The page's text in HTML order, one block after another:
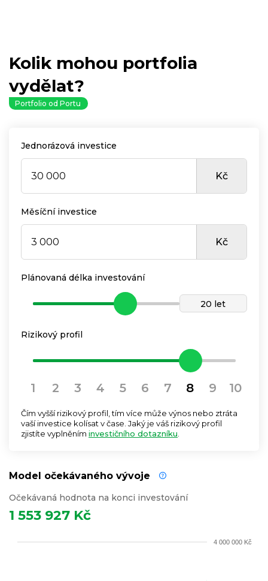
Kolik mohou portfolia
vydělat?
Portfolio od Portu
Jednorázová investice
Kč
Měsíční investice
Kč
Plánovaná délka investování
20 let
Rizikový profil
1 2 3 4 5 6 7 8 9 10
Čím vyšší rizikový profil, tím více může výnos nebo ztráta
vaší investice kolísat v čase. Jaký je váš rizikový profil
zjistíte vyplněním investičního dotazníku
Model očekávaného vývoje
Očekávaná hodnota na konci investování
1 553 927 Kč
4 000 000 Kč